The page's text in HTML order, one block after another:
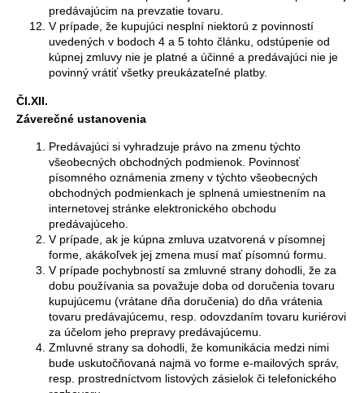
predávajúcim na prevzatie tovaru.
V prípade, že kupujúci nesplní niektorú z povinností
uvedených v bodoch 4 a 5 tohto článku, odstúpenie od
kúpnej zmluvy nie je platné a účinné a predávajúci nie je
povinný vrátiť všetky preukázateľné platby.
Čl.XII.
Záverečné ustanovenia
Predávajúci si vyhradzuje právo na zmenu týchto
všeobecných obchodných podmienok. Povinnosť
písomného oznámenia zmeny v týchto všeobecných
obchodných podmienkach je splnená umiestnením na
internetovej stránke elektronického obchodu
predávajúceho.
V prípade, ak je kúpna zmluva uzatvorená v písomnej
forme, akákoľvek jej zmena musí mať písomnú formu.
V prípade pochybností sa zmluvné strany dohodli, že za
dobu používania sa považuje doba od doručenia tovaru
kupujúcemu (vrátane dňa doručenia) do dňa vrátenia
tovaru predávajúcemu, resp. odovzdaním tovaru kuriérovi
za účelom jeho prepravy predávajúcemu.
Zmluvné strany sa dohodli, že komunikácia medzi nimi
bude uskutočňovaná najmä vo forme e-mailových správ,
resp. prostredníctvom listových zásielok či telefonického